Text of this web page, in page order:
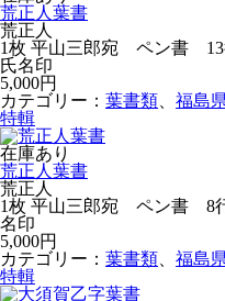
荒正人葉書
荒正人
1枚 平山三郎宛 ペン書
氏名印
5,000円
カテゴリー： 葉書類 福島
特輯
在庫あり
荒正人葉書
荒正人
1枚 平山三郎宛 ペン書 8
名印
5,000円
カテゴリー： 葉書類 福島
特輯